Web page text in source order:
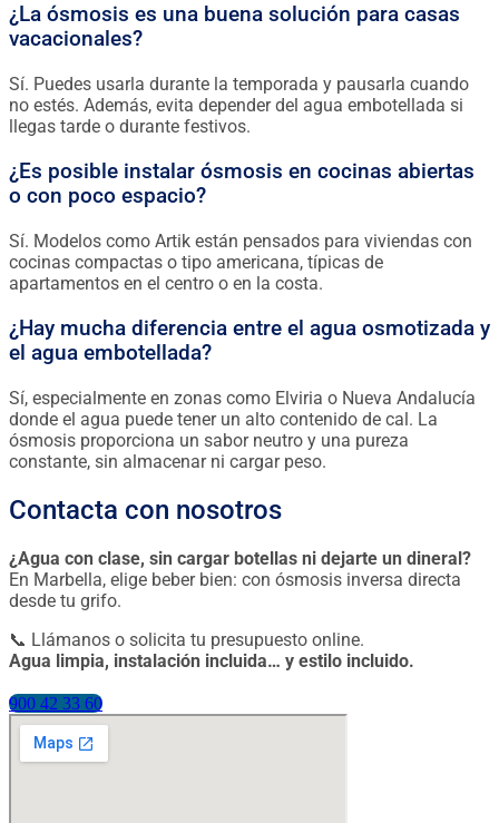
¿La ósmosis es una buena solución para casas
vacacionales?
Sí. Puedes usarla durante la temporada y pausarla cuando
no estés. Además, evita depender del agua embotellada si
llegas tarde o durante festivos.
¿Es posible instalar ósmosis en cocinas abiertas
o con poco espacio?
Sí. Modelos como Artik están pensados para viviendas con
cocinas compactas o tipo americana, típicas de
apartamentos en el centro o en la costa.
¿Hay mucha diferencia entre el agua osmotizada y
el agua embotellada?
Sí, especialmente en zonas como Elviria o Nueva Andalucía
donde el agua puede tener un alto contenido de cal. La
ósmosis proporciona un sabor neutro y una pureza
constante, sin almacenar ni cargar peso.
Contacta con nosotros
¿Agua con clase, sin cargar botellas ni dejarte un dineral?
En Marbella, elige beber bien: con ósmosis inversa directa
desde tu grifo.
📞 Llámanos o solicita tu presupuesto online.
Agua limpia, instalación incluida… y estilo incluido.
900 42 33 60